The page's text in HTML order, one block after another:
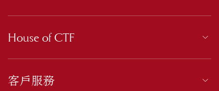
House of CTF
客戶服務